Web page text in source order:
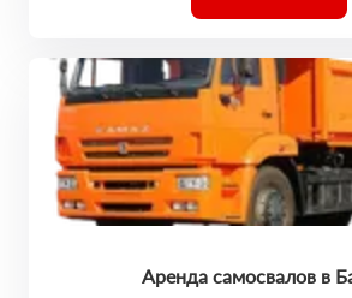
Аренда самосвалов в